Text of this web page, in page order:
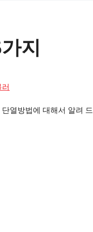
지
열방법에 대해서 알려